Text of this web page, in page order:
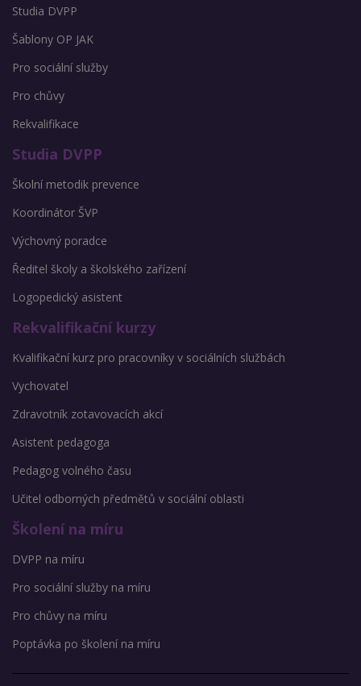
Studia DVPP
Šablony OP JAK
Pro sociální služby
Pro chůvy
Rekvalifikace
Studia DVPP
Školní metodik prevence
Koordinátor ŠVP
Výchovný poradce
Ředitel školy a školského zařízení
Logopedický asistent
Rekvalifikační kurzy
Kvalifikační kurz pro pracovníky v sociálních službách
Vychovatel
Zdravotník zotavovacích akcí
Asistent pedagoga
Pedagog volného času
Učitel odborných předmětů v sociální oblasti
Školení na míru
DVPP na míru
Pro sociální služby na míru
Pro chůvy na míru
Poptávka po školení na míru